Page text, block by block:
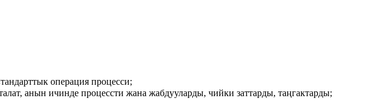
операция процесси;
анын ичинде процессти жана жабдууларды, чийки заттарды, таңгактарды;